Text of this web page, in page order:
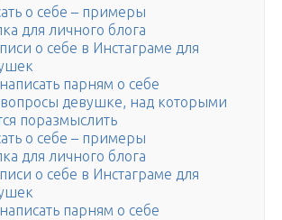
о себе – примеры
для личного блога
о себе в Инстаграме для
парням о себе
девушке, над которыми
поразмыслить
о себе – примеры
для личного блога
о себе в Инстаграме для
парням о себе